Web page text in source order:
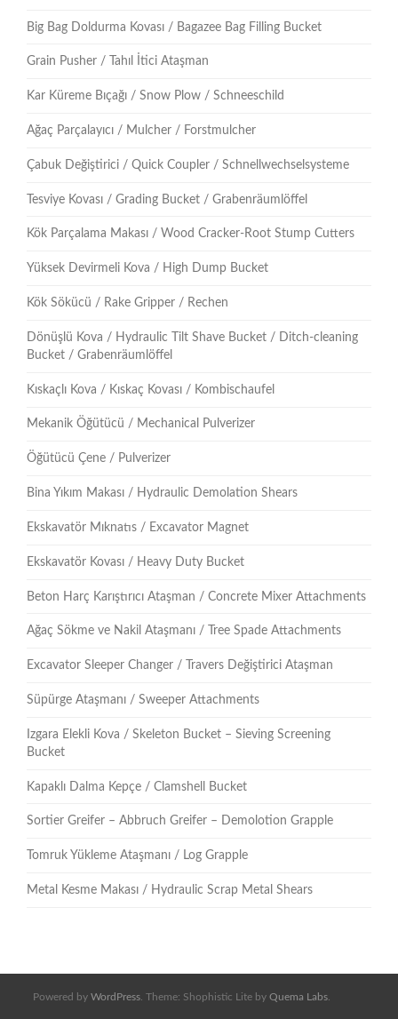
Big Bag Doldurma Kovası / Bagazee Bag Filling Bucket
Grain Pusher / Tahıl İtici Ataşman
Kar Küreme Bıçağı / Snow Plow / Schneeschild
Ağaç Parçalayıcı / Mulcher / Forstmulcher
Çabuk Değiştirici / Quick Coupler / Schnellwechselsysteme
Tesviye Kovası / Grading Bucket / Grabenräumlöffel
Kök Parçalama Makası / Wood Cracker-Root Stump Cutters
Yüksek Devirmeli Kova / High Dump Bucket
Kök Sökücü / Rake Gripper / Rechen
Dönüşlü Kova / Hydraulic Tilt Shave Bucket / Ditch-cleaning
Bucket / Grabenräumlöffel
Kıskaçlı Kova / Kıskaç Kovası / Kombischaufel
Mekanik Öğütücü / Mechanical Pulverizer
Öğütücü Çene / Pulverizer
Bina Yıkım Makası / Hydraulic Demolation Shears
Ekskavatör Mıknatıs / Excavator Magnet
Ekskavatör Kovası / Heavy Duty Bucket
Beton Harç Karıştırıcı Ataşman / Concrete Mixer Attachments
Ağaç Sökme ve Nakil Ataşmanı / Tree Spade Attachments
Excavator Sleeper Changer / Travers Değiştirici Ataşman
Süpürge Ataşmanı / Sweeper Attachments
Izgara Elekli Kova / Skeleton Bucket – Sieving Screening
Bucket
Kapaklı Dalma Kepçe / Clamshell Bucket
Sortier Greifer – Abbruch Greifer – Demolotion Grapple
Tomruk Yükleme Ataşmanı / Log Grapple
Metal Kesme Makası / Hydraulic Scrap Metal Shears
Powered by WordPress . Theme: Shophistic Lite by Quema Labs